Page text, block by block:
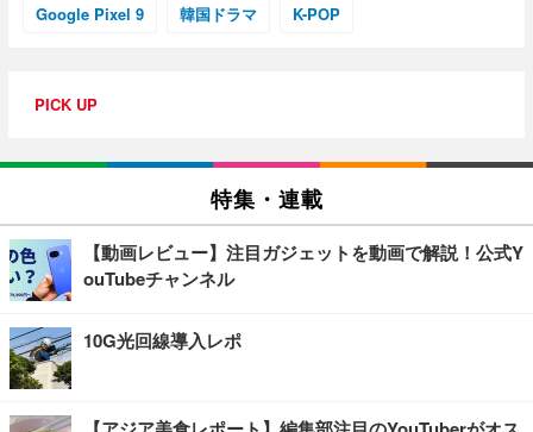
Google Pixel 9 韓国ドラマ K-POP
PICK UP
特集・連載
【動画レビュー】注目ガジェットを動画で解説！公式Y
ouTubeチャンネル
10G光回線導入レポ